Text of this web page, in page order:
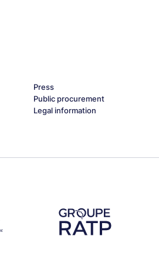
Press
Public procurement
Legal information